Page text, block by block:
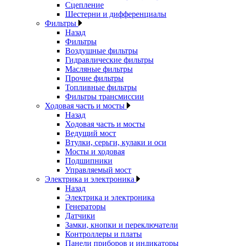
Сцепление
Шестерни и дифференциалы
Фильтры
Назад
Фильтры
Воздушные фильтры
Гидравлические фильтры
Масляные фильтры
Прочие фильтры
Топливные фильтры
Фильтры трансмиссии
Ходовая часть и мосты
Назад
Ходовая часть и мосты
Ведущий мост
Втулки, серьги, кулаки и оси
Мосты и ходовая
Подшипники
Управляемый мост
Электрика и электроника
Назад
Электрика и электроника
Генераторы
Датчики
Замки, кнопки и переключатели
Контроллеры и платы
Панели приборов и индикаторы